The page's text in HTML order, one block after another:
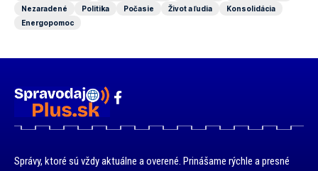
Nezaradené
Politika Počasie Život a ľudia
Konsolidácia
Energopomoc
Správy, ktoré sú vždy aktuálne a overené. Prinášame rýchle a presné